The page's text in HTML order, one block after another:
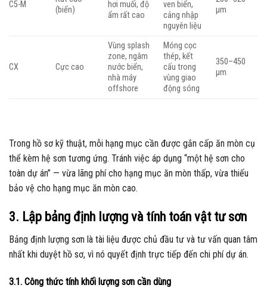
C5-M
(biển)
hơi muối, độ
ẩm rất cao
ven biển,
cảng nhập
nguyên liệu
µm
CX Cực cao
Vùng splash
zone, ngâm
nước biển,
nhà máy
offshore
Móng cọc
thép, kết
cấu trong
vùng giao
động sóng
350–450
µm
Trong hồ sơ kỹ thuật, mỗi hạng mục cần được gắn cấp ăn mòn cụ
thể kèm hệ sơn tương ứng. Tránh việc áp dụng “một hệ sơn cho
toàn dự án” — vừa lãng phí cho hạng mục ăn mòn thấp, vừa thiếu
bảo vệ cho hạng mục ăn mòn cao.
3. Lập bảng định lượng và tính toán vật tư sơn
Bảng định lượng sơn là tài liệu được chủ đầu tư và tư vấn quan tâm
nhất khi duyệt hồ sơ, vì nó quyết định trực tiếp đến chi phí dự án.
3.1. Công thức tính khối lượng sơn cần dùng